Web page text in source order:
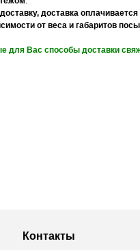
доставка
от веса и габаритов
для Вас способы доставки
Контакты